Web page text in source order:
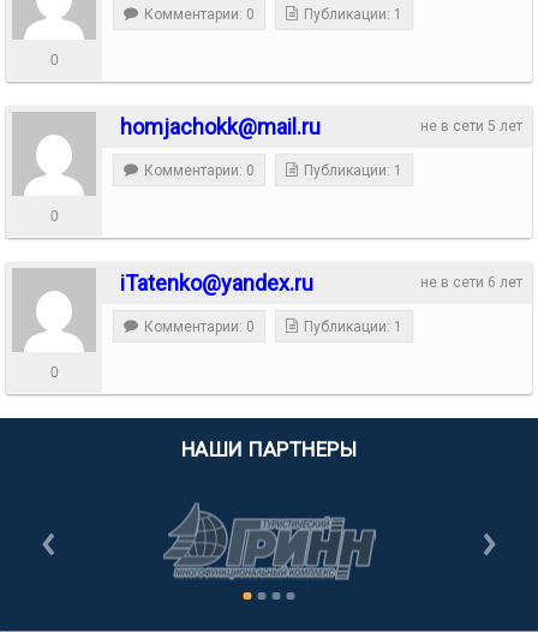
0
Комментарии: 0 Публикации: 1
не в сети 5 лет
homjachokk@mail.ru
0
Комментарии: 0 Публикации: 1
не в сети 6 лет
iTatenko@yandex.ru
0
Комментарии: 0 Публикации: 1
НАШИ ПАРТНЕРЫ